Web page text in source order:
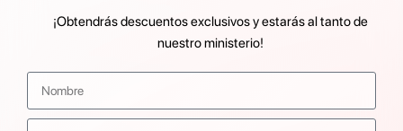
¡Obtendrás descuentos exclusivos y estarás al tanto de
nuestro ministerio!